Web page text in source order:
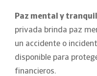
Paz mental y
privada brinda paz
un accidente o
disponible para
financieros.